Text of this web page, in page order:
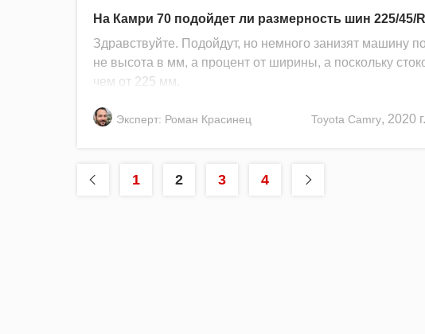
На Камри 70 подойдет ли размерность шин 225/45/
Здравствуйте. Подойдут, но немного занизят машину
не высота в мм, а процент от ширины, а поскольку
чем от 225 мм.
Эксперт: Роман Красинец Toyota Camry, 2020
1 2 3 4